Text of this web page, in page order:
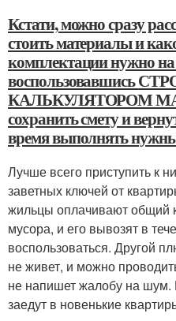
Кстати, можно сразу
стоить материалы и
комплектации нужно
воспользовавшись
КАЛЬКУЛЯТОРОМ
сохранить смету и
время выполнять
Лучше всего приступить к
заветных ключей от
жильцы оплачивают общий
мусора, и его вывозят в
воспользоваться. Другой
не живет, и можно
не напишет жалобу на
заедут в новенькие